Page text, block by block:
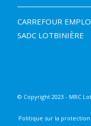
CARREFOUR
SADC LOTBINIÈRE
© Copyright 2023 - MRC
Politique sur la